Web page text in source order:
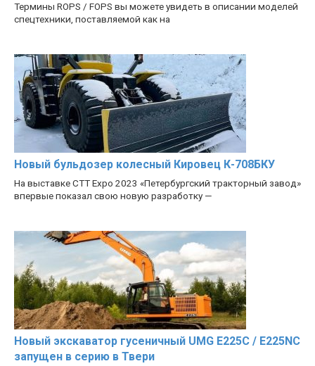
Термины ROPS / FOPS вы можете увидеть в описании моделей
спецтехники, поставляемой как на
Новый бульдозер колесный Кировец К-708БКУ
На выставке CTT Expo 2023 «Петербургский тракторный завод»
впервые показал свою новую разработку —
Новый экскаватор гусеничный UMG E225C / E225NC
запущен в серию в Твери